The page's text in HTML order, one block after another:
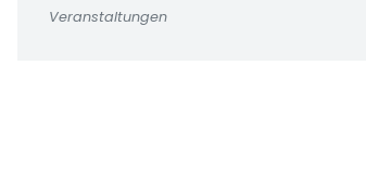
Veranstaltungen